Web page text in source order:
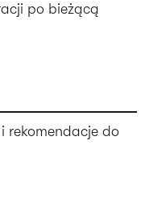
po bieżącą
rekomendacje do